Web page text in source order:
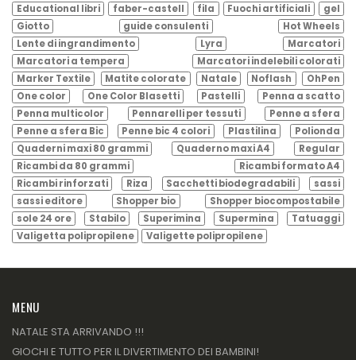
Educational libri
faber-castell fila Fuochi artificiali
gel
Giotto
guide consulenti
Hot Wheels
Lente di ingrandimento
Lyra
Marcatori
Marcatori a tempera
Marcatori indelebili colorati
Marker Textile
Matite colorate Natale Noflash
OhPen
One color
One Color Blasetti Pastelli
Penna a scatto
Penna multicolor
Pennarelli per tessuti
Penne a sfera
Penne a sfera Bic
Penne bic 4 colori Plastilina
Polionda
Quaderni maxi 80 grammi
Quaderno maxi A4
Regular
Ricambi da 80 grammi
Ricambi formato A4
Ricambi rinforzati
Riza Sacchetti biodegradabili
sassi
sassi editore
Shopper bio
Shopper biocompostabile
sole 24 ore
Stabilo Superimina Supermina
Tatuaggi
Valigetta polipropilene
Valigette polipropilene
MENU
NATALE STA ARRIVANDO !!!
GIOCHI E TUTTO PER IL DIVERTIMENTO DEI BAMBINI!